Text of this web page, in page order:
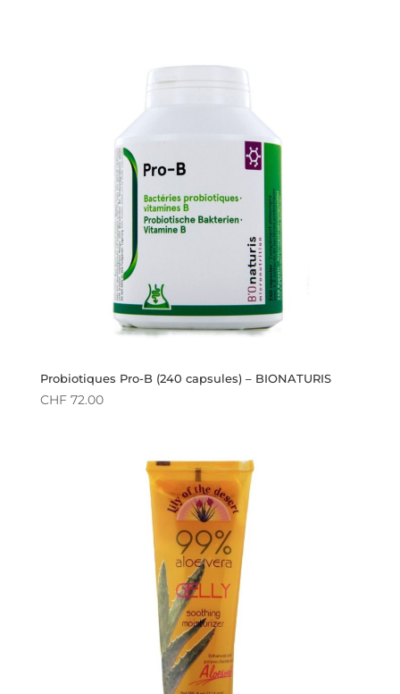
Probiotiques Pro-B (240 capsules) – BIONATURIS
CHF72.00